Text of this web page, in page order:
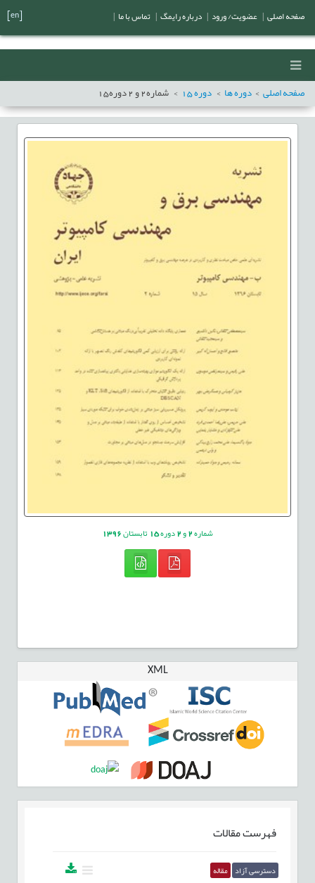
صفحه اصلی دوره ها دوره15 شماره2و2دوره15
شماره2و 2دوره15تابستان1396
XML
فهرست مقالات
دسترسی آزاد مقاله
صفحه اصلی عضویت/ ورود درباره رایمگ تماس با ما